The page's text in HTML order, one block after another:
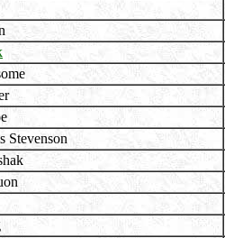
Stevenson